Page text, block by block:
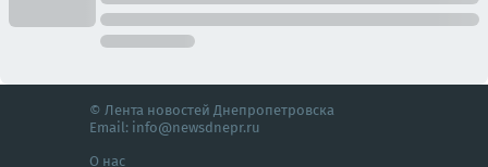
© Лента новостей Днепропетровска
Email: info@newsdnepr.ru
О нас